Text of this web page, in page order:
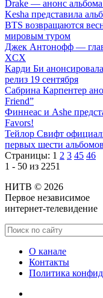
Drake — анонс
Kesha представила
BTS возвращаются
мировым туром
Джек Антонофф —
XCX
Карди Би
релиз 19 сентября
Сабрина Карпентер
Friend”
Финнеас и Ashe
Favors!
Тейлор Свифт
первых шести альбомов
Страницы: 1 2 3 45 46
1 - 50 из 2251
НИТВ © 2026
Первое независимое
интернет-телевидение
О канале
Контакты
Политика